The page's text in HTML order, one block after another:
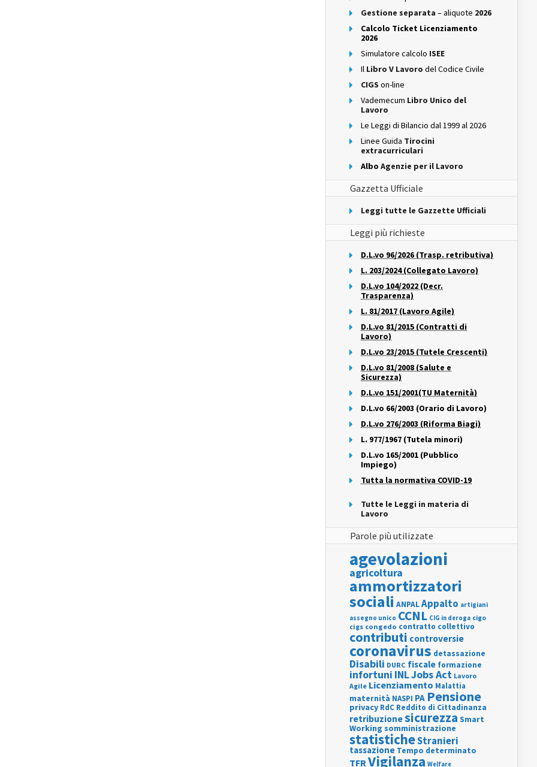
Gestione separata – aliquote 2026
Calcolo Ticket Licenziamento
2026
Simulatore calcolo ISEE
Il Libro V Lavoro del Codice Civile
CIGS on-line
Vademecum Libro Unico del
Lavoro
Le Leggi di Bilancio dal 1999 al 2026
Linee Guida Tirocini
extracurriculari
Albo Agenzie per il Lavoro
Gazzetta Ufficiale
Leggi tutte le Gazzette Ufficiali
Leggi più richieste
D.L.vo 96/2026 (Trasp. retributiva)
L. 203/2024 (Collegato Lavoro)
D.L.vo 104/2022 (Decr.
Trasparenza)
L. 81/2017 (Lavoro Agile)
D.L.vo 81/2015 (Contratti di
Lavoro)
D.L.vo 23/2015 (Tutele Crescenti)
D.L.vo 81/2008 (Salute e
Sicurezza)
D.L.vo 151/2001(TU Maternità)
D.L.vo 66/2003 (Orario di Lavoro)
D.L.vo 276/2003 (Riforma Biagi)
L. 977/1967 (Tutela minori)
D.L.vo 165/2001 (Pubblico
Impiego)
Tutta la normativa COVID-19
Tutte le Leggi in materia di
Lavoro
Parole più utilizzate
agevolazioni
agricoltura
ammortizzatori
sociali ANPALAppalto artigiani
assegno unico CCNL CIG in deroga cigo
cigs congedo contratto collettivo
contributi controversie
coronavirus detassazione
Disabili DURC fiscale formazione
infortuni INLJobs Act Lavoro
Agile Licenziamento Malattia
maternità NASPI PA Pensione
privacy RdC Reddito di Cittadinanza
retribuzionesicurezza Smart
Working somministrazione
statisticheStranieri
tassazione Tempo determinato
TFRVigilanza Welfare